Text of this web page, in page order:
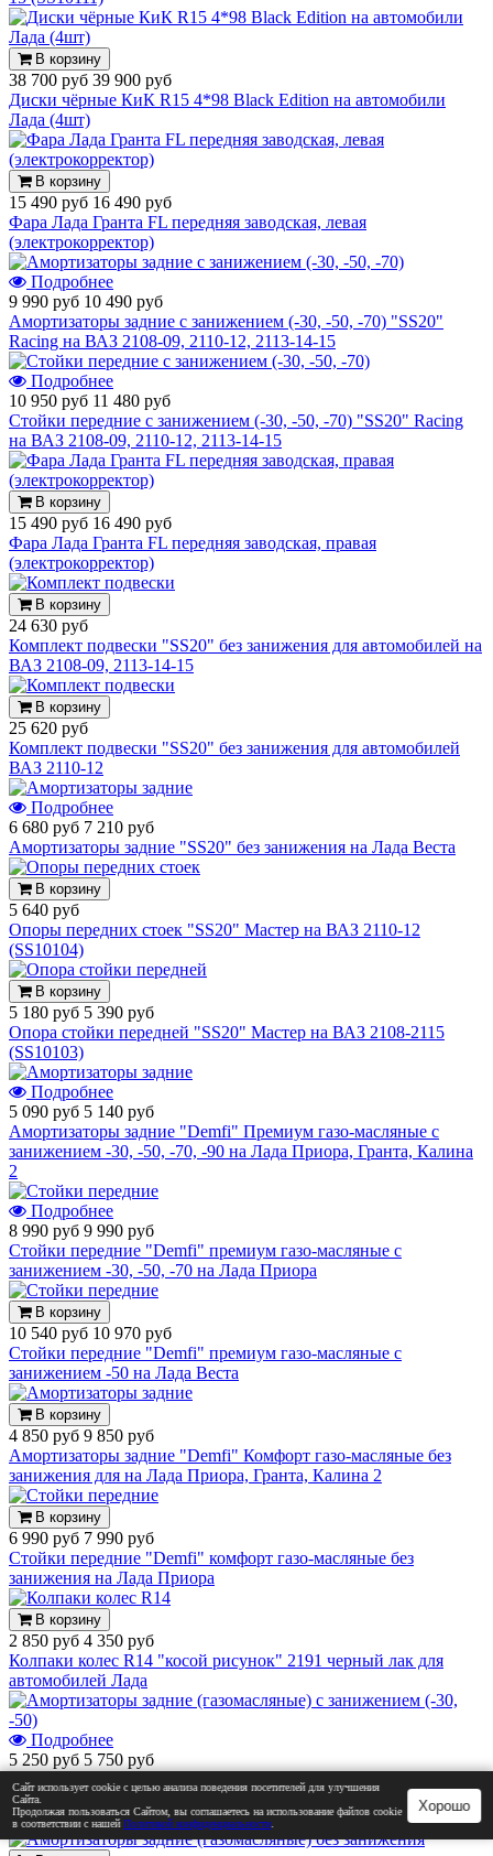
В корзину
38 700 руб 39 900 руб
Диски чёрные КиК R15 4*98 Black Edition на автомобили
Лада (4шт)
В корзину
15 490 руб 16 490 руб
Фара Лада Гранта FL передняя заводская, левая
(электрокорректор)
Подробнее
9 990 руб 10 490 руб
Амортизаторы задние с занижением (-30, -50, -70) "SS20"
Racing на ВАЗ 2108-09, 2110-12, 2113-14-15
Подробнее
10 950 руб 11 480 руб
Стойки передние с занижением (-30, -50, -70) "SS20" Racing
на ВАЗ 2108-09, 2110-12, 2113-14-15
В корзину
15 490 руб 16 490 руб
Фара Лада Гранта FL передняя заводская, правая
(электрокорректор)
В корзину
24 630 руб
Комплект подвески "SS20" без занижения для автомобилей на
ВАЗ 2108-09, 2113-14-15
В корзину
25 620 руб
Комплект подвески "SS20" без занижения для автомобилей
ВАЗ 2110-12
Подробнее
6 680 руб 7 210 руб
Амортизаторы задние "SS20" без занижения на Лада Веста
В корзину
5 640 руб
Опоры передних стоек "SS20" Мастер на ВАЗ 2110-12
(SS10104)
В корзину
5 180 руб 5 390 руб
Опора стойки передней "SS20" Мастер на ВАЗ 2108-2115
(SS10103)
Подробнее
5 090 руб 5 140 руб
Амортизаторы задние "Demfi" Премиум газо-масляные с
занижением -30, -50, -70, -90 на Лада Приора, Гранта, Калина
2
Подробнее
8 990 руб 9 990 руб
Стойки передние "Demfi" премиум газо-масляные с
занижением -30, -50, -70 на Лада Приора
В корзину
10 540 руб 10 970 руб
Стойки передние "Demfi" премиум газо-масляные с
занижением -50 на Лада Веста
В корзину
4 850 руб 9 850 руб
Амортизаторы задние "Demfi" Комфорт газо-масляные без
занижения для на Лада Приора, Гранта, Калина 2
В корзину
6 990 руб 7 990 руб
Стойки передние "Demfi" комфорт газо-масляные без
занижения на Лада Приора
В корзину
2 850 руб 4 350 руб
Колпаки колес R14 "косой рисунок" 2191 черный лак для
автомобилей Лада
Подробнее
5 250 руб 5 750 руб
Амортизаторы задние (газомасляные) с занижением (-30, -50)
"Асоми" Sport на Лада Гранта, Калина, Приора (А
110.2915.004-30/А 110.2915.004-50)
Сайт использует cookie с целью анализа поведения посетителей для улучшения
Сайта.
Продолжая пользоваться Сайтом, вы соглашаетесь на использование файлов cookie
в соответствии с нашейПолитикой конфиденциальности.
Хорошо